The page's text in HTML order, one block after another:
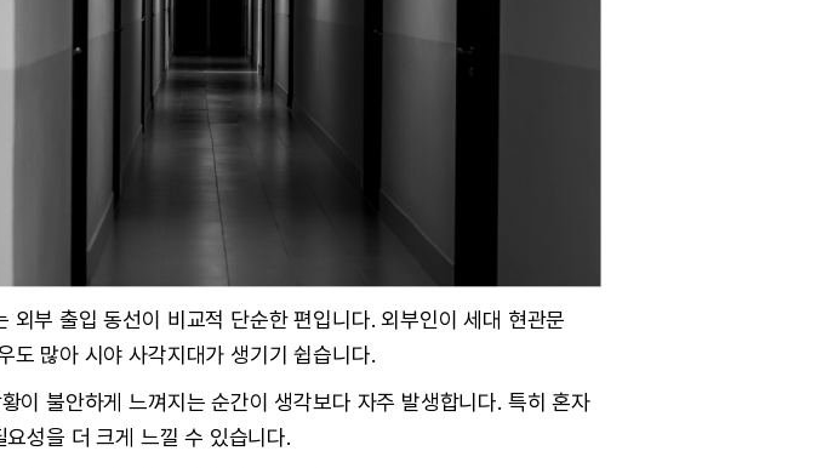
부 출입 동선이 비교적 단순한 편입니다. 외부인이 세대 현관문
도 많아 시야 사각지대가 생기기 쉽습니다.
이 불안하게 느껴지는 순간이 생각보다 자주 발생합니다. 특히 혼자
성을 더 크게 느낄 수 있습니다.